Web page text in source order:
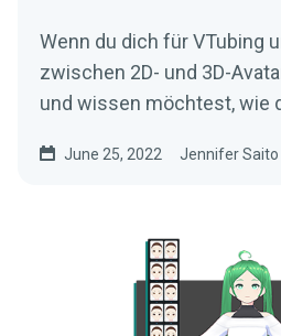
Wenn du dich für VTubing
zwischen 2D- und 3D-
und wissen möchtest, wie
Einsteiger in VTubing!
June 25, 2022 Jennifer Saito